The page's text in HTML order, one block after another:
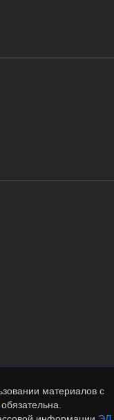
материалов с
обязательна.